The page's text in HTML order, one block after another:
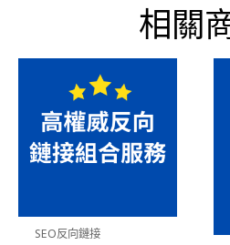
相關
SEO反向鏈接